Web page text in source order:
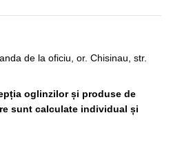
de la oficiu, or. Chisinau, str.
oglinzilor și produse de
sunt calculate individual și